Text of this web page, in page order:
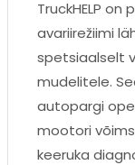
TruckHELP
avariirežiimi
spetsiaalselt
mudelitele.
autopargi
mootori
keeruka